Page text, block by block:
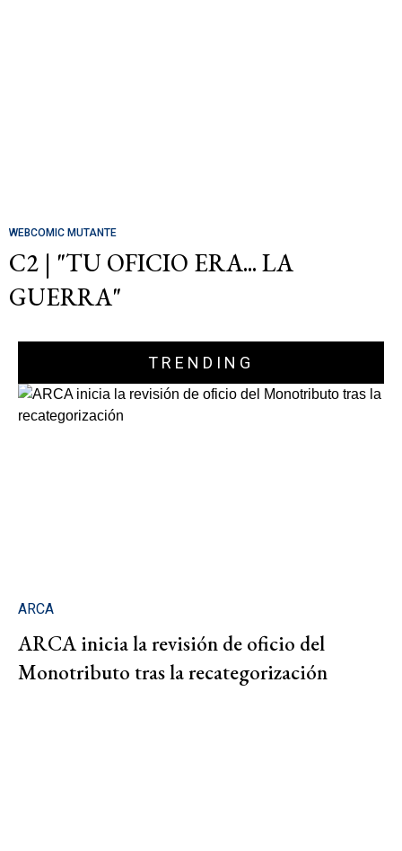
WEBCOMIC MUTANTE
C2 | "TU OFICIO ERA... LA
GUERRA"
TRENDING
ARCA
ARCA inicia la revisión de oficio del
Monotributo tras la recategorización